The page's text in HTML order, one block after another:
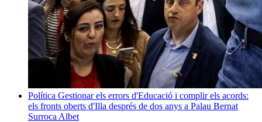
Política Gestionar els errors d'Educació i complir els acords:
els fronts oberts d'Illa després de dos anys a Palau Bernat
Surroca Albet